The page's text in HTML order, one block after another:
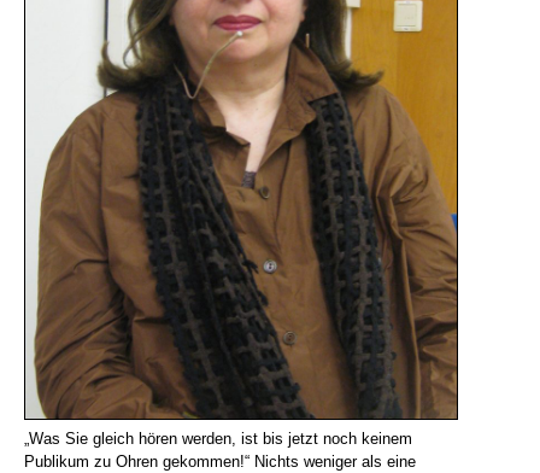
„Was Sie gleich hören werden, ist bis jetzt noch keinem
Publikum zu Ohren gekommen!“ Nichts weniger als eine